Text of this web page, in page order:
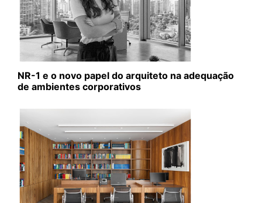
NR-1 e o novo papel do arquiteto na adequação
de ambientes corporativos